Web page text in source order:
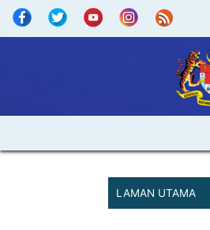
LAMAN UTAMA